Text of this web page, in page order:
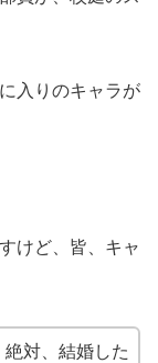
入りのキャラが
けど、皆、キャ
対、結婚した